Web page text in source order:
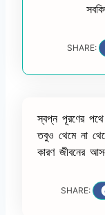
SHARE:
স্বপ্ন পূরণের
তবুও থেমে না
কারণ জীবনের
SHARE: